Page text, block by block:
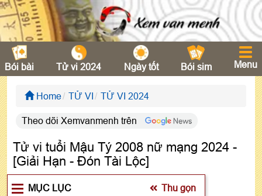
Bói bài Tử vi 2024 Ngày tốt Bói sim Menu
Home TỬ VI TỬ VI 2024
Theo dõi Xemvanmenh trên
Tử vi tuổi Mậu Tý 2008 nữ mạng 2024 -
[Giải Hạn - Đón Tài Lộc]
MỤC LỤC Thu gọn